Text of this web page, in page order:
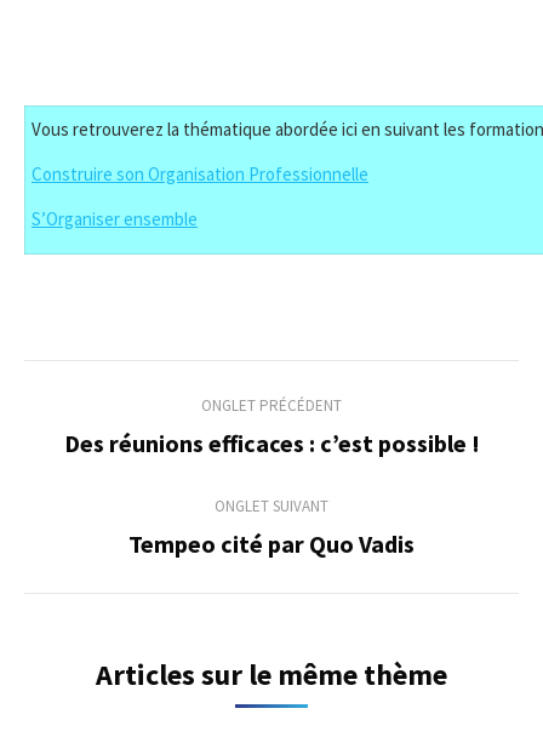
Vous retrouverez la thématique abordée ici en suivant les
Construire son Organisation Professionnelle
S’Organiser ensemble
commentaire
ONGLET PRÉCÉDENT
Onglet
Des réunions efficaces : c’est possible !
ONGLET SUIVANT
Onglet
Tempeo cité par Quo Vadis
Articles sur le même thème